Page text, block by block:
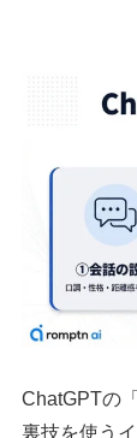
ChatGPTの
裏技を使う